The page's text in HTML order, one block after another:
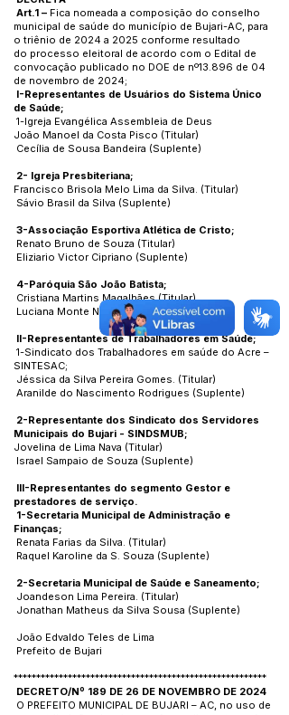
Art.1 – Fica nomeada a composição do conselho
municipal de saúde do município de Bujari-AC, para
o triênio de 2024 a 2025 conforme resultado
do processo eleitoral de acordo com o Edital de
convocação publicado no DOE de nº13.896 de 04
de novembro de 2024;
I-Representantes de Usuários do Sistema Único
de Saúde;
1-Igreja Evangélica Assembleia de Deus
João Manoel da Costa Pisco (Titular)
Cecília de Sousa Bandeira (Suplente)
2- Igreja Presbiteriana;
Francisco Brisola Melo Lima da Silva. (Titular)
Sávio Brasil da Silva (Suplente)
3-Associação Esportiva Atlética de Cristo;
Renato Bruno de Souza (Titular)
Eliziario Victor Cipriano (Suplente)
4-Paróquia São João Batista;
Cristiana Martins Magalhães (Titular)
Luciana Monte Nascimento (Suplente)
II-Representantes de Trabalhadores em Saúde;
1-Sindicato dos Trabalhadores em saúde do Acre –
SINTESAC;
Jéssica da Silva Pereira Gomes. (Titular)
Aranilde do Nascimento Rodrigues (Suplente)
2-Representante dos Sindicato dos Servidores
Municipais do Bujari - SINDSMUB;
Jovelina de Lima Nava (Titular)
Israel Sampaio de Souza (Suplente)
III-Representantes do segmento Gestor e
prestadores de serviço.
1-Secretaria Municipal de Administração e
Finanças;
Renata Farias da Silva. (Titular)
Raquel Karoline da S. Souza (Suplente)
2-Secretaria Municipal de Saúde e Saneamento;
Joandeson Lima Pereira. (Titular)
Jonathan Matheus da Silva Sousa (Suplente)
João Edvaldo Teles de Lima
Prefeito de Bujari
********************************************************
DECRETO/Nº 189 DE 26 DE NOVEMBRO DE 2024
O PREFEITO MUNICIPAL DE BUJARI – AC, no uso de